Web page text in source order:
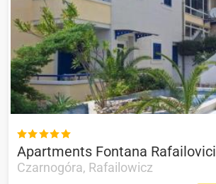

Apartments Fontana Rafailovici
Czarnogóra, Rafailowicz